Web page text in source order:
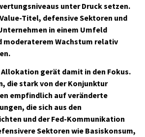
unter Druck setzen.
Titel, defensive Sektoren und
in einem Umfeld
moderaterem Wachstum relativ
gerät damit in den Fokus.
die stark von der Konjunktur
empfindlich auf veränderte
die sich aus den
und der Fed-Kommunikation
Sektoren wie Basiskonsum,